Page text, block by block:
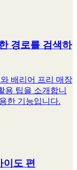
경로를 검색하
배리어 프리 매장
용 팁을 소개합니
한 기능입니다.
이도 편